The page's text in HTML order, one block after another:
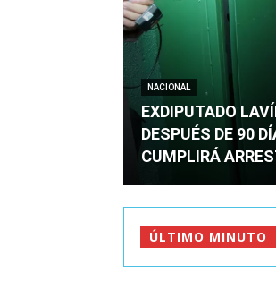
NACIONAL
EXDIPUTADO
DESPUÉS DE 90
CUMPLIRÁ
ÚLTIMO MINUTO